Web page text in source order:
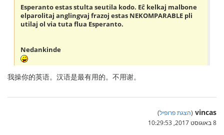
Esperanto estas stulta seutila kodo. Eĉ kelkaj malbone
elparolitaj anglingvaj frazoj estas NEKOMPARABLE pli
utilaj ol via tuta flua Esperanto.
Nedankinde
我操你的英语。汉语是最有用的。不用谢。
vincas
(הצגת פרופיל)
8 באוגוסט 2017, 10:29:53